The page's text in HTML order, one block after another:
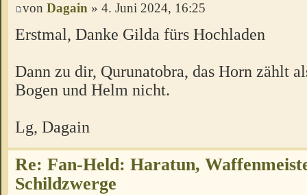
von Dagain » 4. Juni 2024, 16:25
Erstmal, Danke Gilda fürs Hochladen
Dann zu dir, Qurunatobra, das Horn zählt
Bogen und Helm nicht.
Lg, Dagain
Re: Fan-Held: Haratun,
Schildzwerge